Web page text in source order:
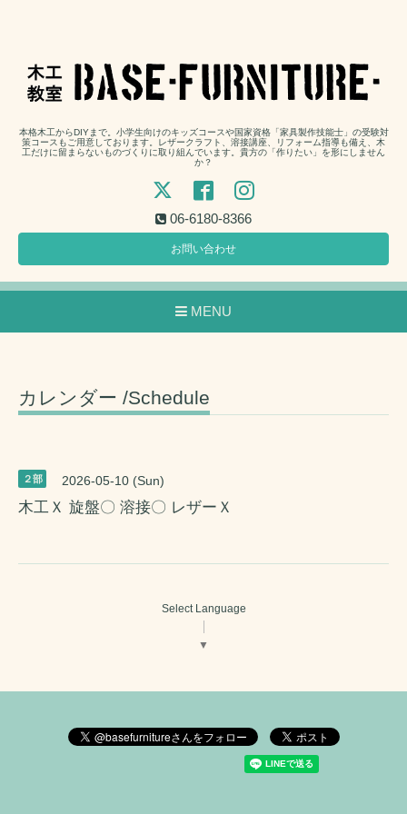
本格木工からDIYまで。小学生向けのキッズコースや国家資格「家具製作技能士」の受験対
策コースもご用意しております。レザークラフト、溶接講座、リフォーム指導も備え、木
工だけに留まらないものづくりに取り組んでいます。貴方の「作りたい」を形にしません
か？
06-6180-8366
お問い合わせ
MENU
カレンダー /Schedule
２部 2026-05-10 (Sun)
木工Ｘ 旋盤〇 溶接〇 レザーＸ
Select Language
▼